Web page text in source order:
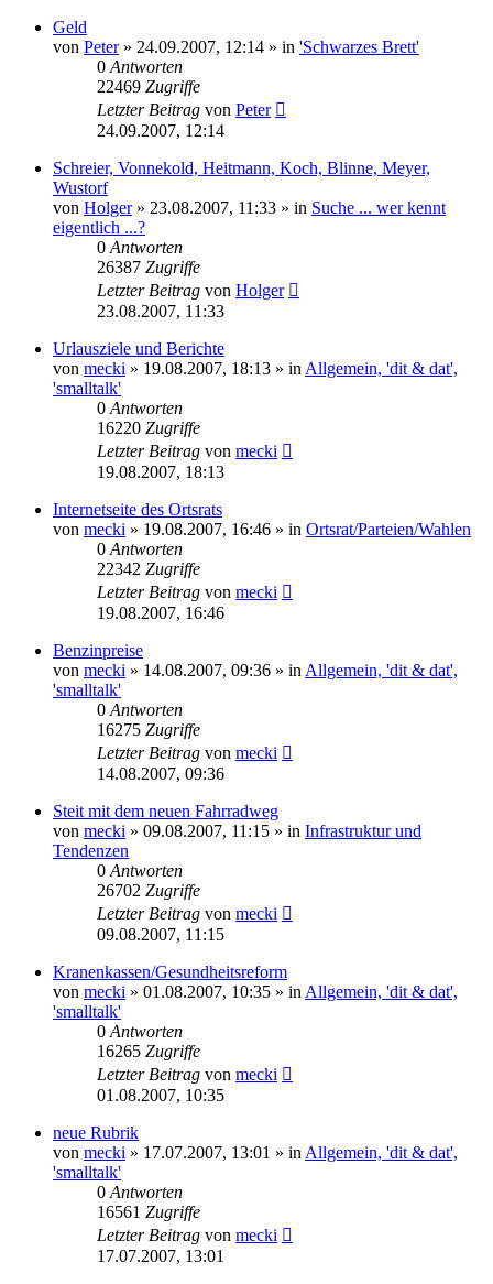
Geld
von Peter» 24.09.2007, 12:14 » in 'Schwarzes Brett'
0 Antworten
22469 Zugriffe
Letzter Beitrag von Peter
24.09.2007, 12:14
Schreier, Vonnekold, Heitmann, Koch, Blinne, Meyer,
Wustorf
von Holger» 23.08.2007, 11:33 » in Suche ... wer kennt
eigentlich ...?
0 Antworten
26387 Zugriffe
Letzter Beitrag von Holger
23.08.2007, 11:33
Urlausziele und Berichte
von mecki » 19.08.2007, 18:13 » in Allgemein, 'dit & dat',
'smalltalk'
0 Antworten
16220 Zugriffe
Letzter Beitrag von mecki
19.08.2007, 18:13
Internetseite des Ortsrats
von mecki » 19.08.2007, 16:46 » in Ortsrat/Parteien/Wahlen
0 Antworten
22342 Zugriffe
Letzter Beitrag von mecki
19.08.2007, 16:46
Benzinpreise
von mecki » 14.08.2007, 09:36 » in Allgemein, 'dit & dat',
'smalltalk'
0 Antworten
16275 Zugriffe
Letzter Beitrag von mecki
14.08.2007, 09:36
Steit mit dem neuen Fahrradweg
von mecki » 09.08.2007, 11:15 » in Infrastruktur und
Tendenzen
0 Antworten
26702 Zugriffe
Letzter Beitrag von mecki
09.08.2007, 11:15
Kranenkassen/Gesundheitsreform
von mecki » 01.08.2007, 10:35 » in Allgemein, 'dit & dat',
'smalltalk'
0 Antworten
16265 Zugriffe
Letzter Beitrag von mecki
01.08.2007, 10:35
neue Rubrik
von mecki » 17.07.2007, 13:01 » in Allgemein, 'dit & dat',
'smalltalk'
0 Antworten
16561 Zugriffe
Letzter Beitrag von mecki
17.07.2007, 13:01